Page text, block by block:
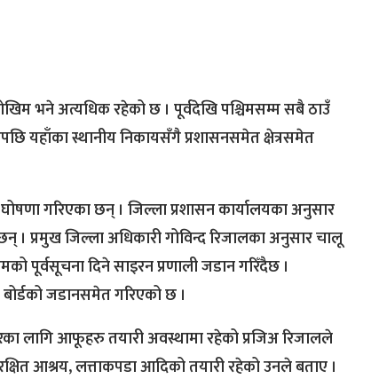
भने अत्यधिक रहेको छ । पूर्वदेखि पश्चिमसम्म सबै ठाउँ
यहाँका स्थानीय निकायसँगै प्रशासनसमेत क्षेत्रसमेत
गरिएका छन् । जिल्ला प्रशासन कार्यालयका अनुसार
। प्रमुख जिल्ला अधिकारी गोविन्द रिजालका अनुसार चालू
पूर्वसूचना दिने साइरन प्रणाली जडान गरिँदैछ ।
जडानसमेत गरिएको छ ।
लागि आफूहरु तयारी अवस्थामा रहेको प्रजिअ रिजालले
आश्रय, लत्ताकपडा आदिको तयारी रहेको उनले बताए ।